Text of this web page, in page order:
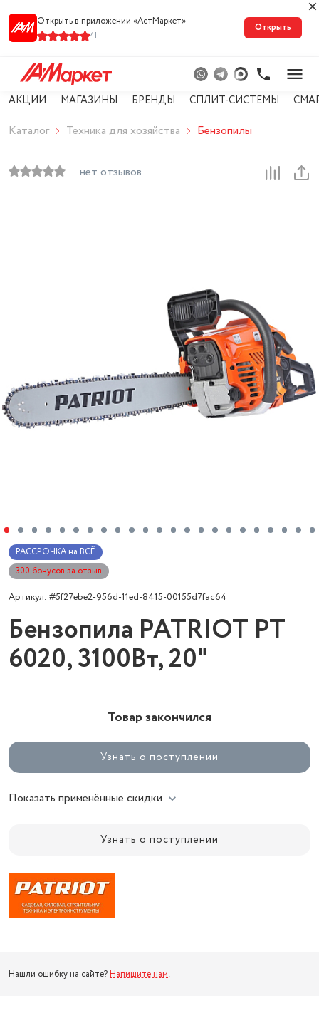
Открыть в приложении «АстМарке‪т‬»
41
Открыть
АКЦИИ МАГАЗИНЫ БРЕНДЫ СПЛИТ-СИСТЕМЫ
Каталог Техника для хозяйства Бензопилы
нет отзывов
РАССРОЧКА на ВСЁ
300 бонусов за отзыв
Артикул: #5f27ebe2-956d-11ed-8415-00155d7fac64
Бензопила PATRIOT PT
6020, 3100Вт, 20"
Товар закончился
Узнать о поступлении
Показать применённые скидки
Узнать о поступлении
Нашли ошибку на сайте? Напишите нам.